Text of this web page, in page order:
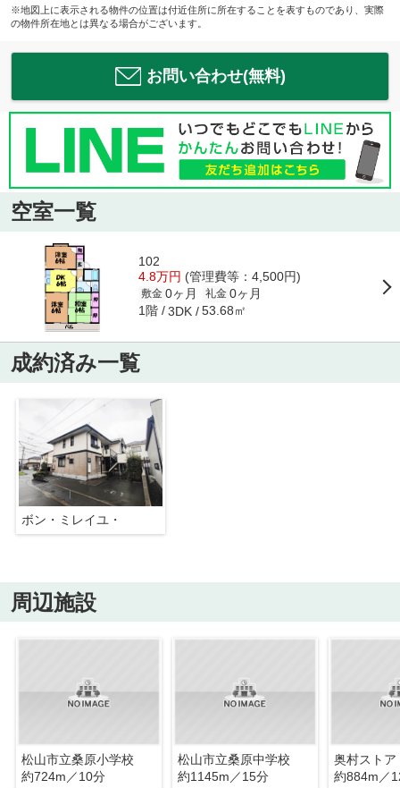
※地図上に表示される物件の位置は付近住所に所在することを表すものであり、実際
の物件所在地とは異なる場合がございます。
お問い合わせ(無料)
空室一覧
102
4.8万円 (管理費等：4,500円)
敷金 0ヶ月 礼金 0ヶ月
1階 3DK 53.68㎡
成約済み一覧
ボン・ミレイユ・
周辺施設
松山市立桑原小学校
約724m／10分
松山市立桑原中学校
約1145m／15分
奥村ストア
約884m／